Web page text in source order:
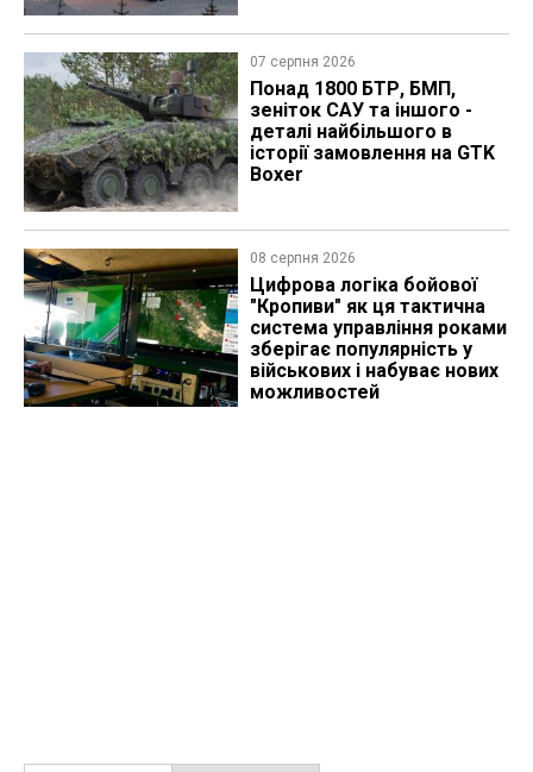
07 серпня 2026
Понад 1800 БТР, БМП,
зеніток САУ та іншого -
деталі найбільшого в
історії замовлення на GTK
Boxer
08 серпня 2026
Цифрова логіка бойової
"Кропиви" як ця тактична
система управління роками
зберігає популярність у
військових і набуває нових
можливостей